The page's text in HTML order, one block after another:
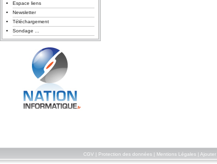
Espace liens
Newsletter
Téléchargement
Sondage ...
CGV Protection des données| Mentions Légales| Ajouter